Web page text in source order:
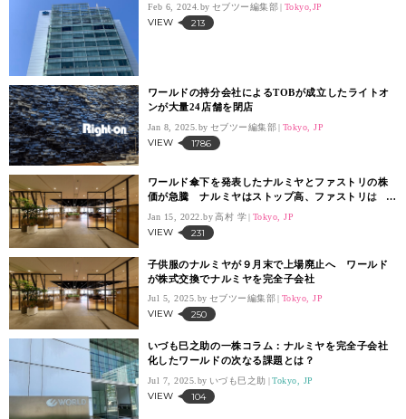
Feb 6, 2024. セブツー編集部 Tokyo,JP
VIEW 213
ワールドの持分会社によるTOBが成立したライトオ
ンが大量24店舗を閉店
Jan 8, 2025. セブツー編集部 Tokyo, JP
VIEW 1786
ワールド傘下を発表したナルミヤとファストリの株
価が急騰 ナルミヤはストップ高、ファストリは
Jan 15, 2022. 高村 学 Tokyo, JP
VIEW 231
子供服のナルミヤが９月末で上場廃止へ ワールド
が株式交換でナルミヤを完全子会社
Jul 5, 2025. セブツー編集部 Tokyo, JP
VIEW 250
いづも巳之助の一株コラム：ナルミヤを完全子会社
化したワールドの次なる課題とは？
Jul 7, 2025. いづも巳之助 Tokyo, JP
VIEW 104